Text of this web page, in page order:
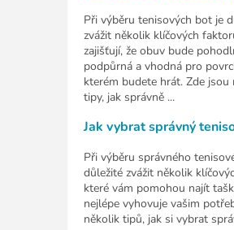
Při výběru tenisových bot je
zvážit několik klíčových
zajišťují, že obuv bude
podpůrná a vhodná pro
kterém budete hrát. Zde jsou
tipy, jak správně ...
Jak vybrat správný
Při výběru správného
důležité zvážit několik
které vám pomohou najít
nejlépe vyhovuje vašim
několik tipů, jak si vybrat